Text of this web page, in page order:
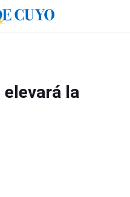
elevará la